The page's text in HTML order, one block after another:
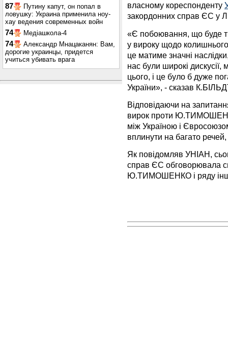
87
Путину капут, он попал в
ловушку: Украина применила ноу-
хау ведения современных войн
74 Медіашкола-4
74
Александр Мнацаканян: Вам,
дорогие украинцы, придется
учиться убивать врага
власному кореспонденту
закордонних справ ЄС у
«Є побоювання, що буде
у вироку щодо
це матиме значні
нас були широкі
цього, і це було б дуже
України», - сказав
Відповідаючи на
вирок проти
між Україною і
вплинути на багато
Як повідомляв УНІАН,
справ ЄС обговорювала
Ю.ТИМОШЕНКО і ряду